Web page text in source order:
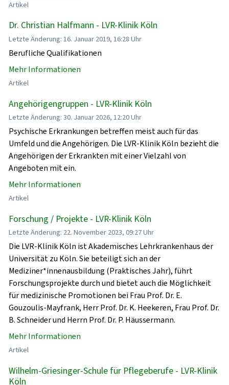
Artikel
Dr. Christian Halfmann - LVR-Klinik Köln
Letzte Änderung: 16. Januar 2019, 16:28 Uhr
Berufliche Qualifikationen
Mehr Informationen
Artikel
Angehörigengruppen - LVR-Klinik Köln
Letzte Änderung: 30. Januar 2026, 12:20 Uhr
Psychische Erkrankungen betreffen meist auch für das
Umfeld und die Angehörigen. Die LVR-Klinik Köln bezieht die
Angehörigen der Erkrankten mit einer Vielzahl von
Angeboten mit ein.
Mehr Informationen
Artikel
Forschung / Projekte - LVR-Klinik Köln
Letzte Änderung: 22. November 2023, 09:27 Uhr
Die LVR-Klinik Köln ist Akademisches Lehrkrankenhaus der
Universität zu Köln. Sie beteiligt sich an der
Mediziner*innenausbildung (Praktisches Jahr), führt
Forschungsprojekte durch und bietet auch die Möglichkeit
für medizinische Promotionen bei Frau Prof. Dr. E.
Gouzoulis-Mayfrank, Herr Prof. Dr. K. Heekeren, Frau Prof. Dr.
B. Schneider und Herrn Prof. Dr. P. Häussermann.
Mehr Informationen
Artikel
Wilhelm-Griesinger-Schule für Pflegeberufe - LVR-Klinik
Köln